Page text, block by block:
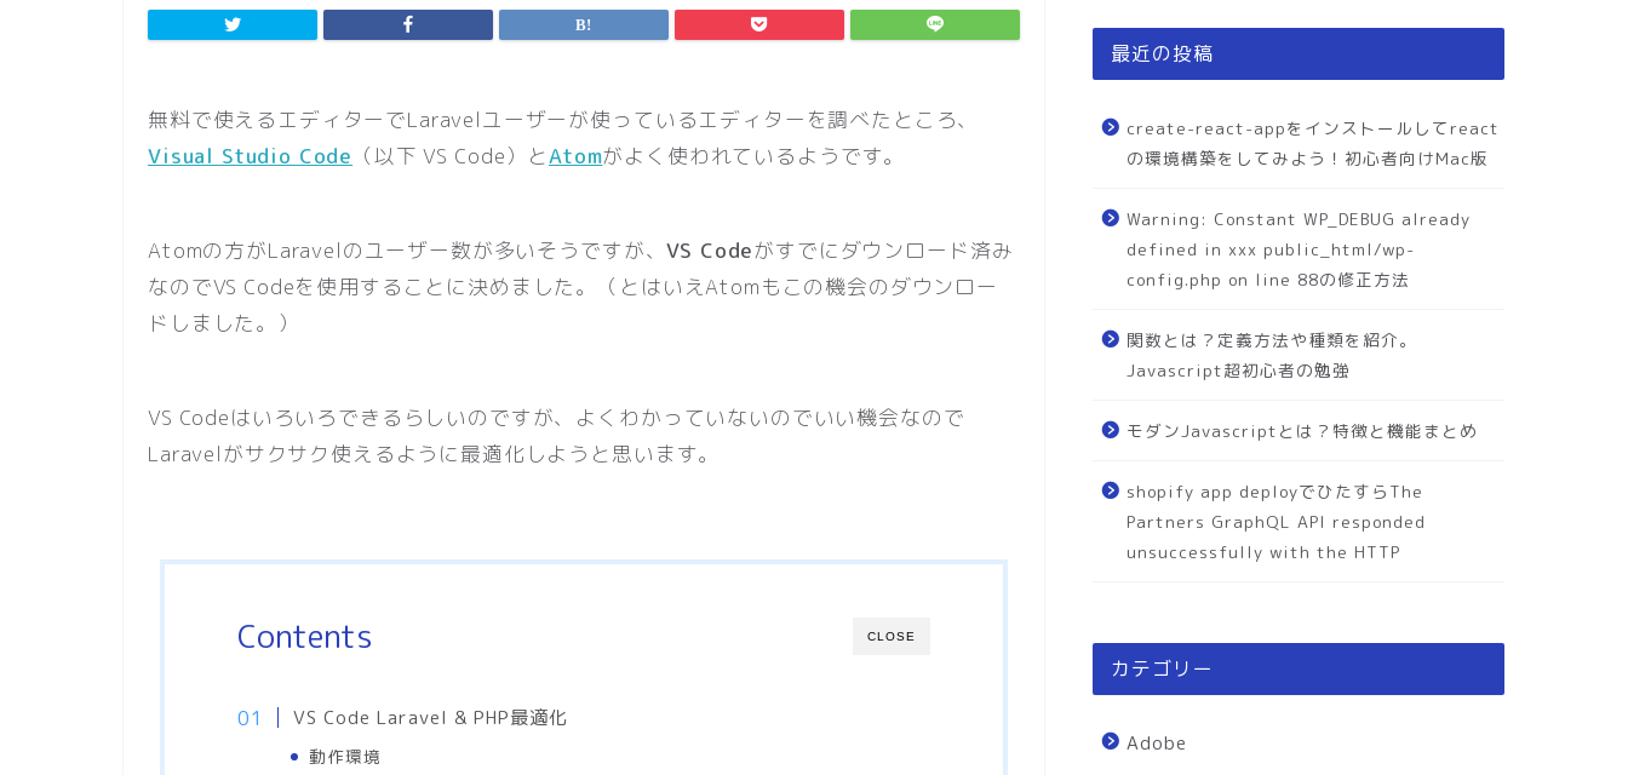
無料で使えるエディターでLaravelユーザーが使っているエディターを調べたところ、
Visual Studio Code （以下 VS Code）とAtomがよく使われているようです。
Atomの方がLaravelのユーザー数が多いそうですが、VS Codeがすでにダウンロード済み
なのでVS Codeを使用することに決めました。（とはいえAtomもこの機会のダウンロー
ドしました。）
VS Codeはいろいろできるらしいのですが、よくわかっていないのでいい機会なので
Laravelがサクサク使えるように最適化しようと思います。
CLOSE
Contents
VS Code Laravel & PHP最適化
動作環境
最近の投稿
create-react-appをインストールしてreact
の環境構築をしてみよう！初心者向けMac版
Warning: Constant WP_DEBUG already
defined in xxx public_html/wp-
config.php on line 88の修正方法
関数とは？定義方法や種類を紹介。
Javascript超初心者の勉強
モダンJavascriptとは？特徴と機能まとめ
shopify app deployでひたすらThe
Partners GraphQL API responded
unsuccessfully with the HTTP
カテゴリー
Adobe